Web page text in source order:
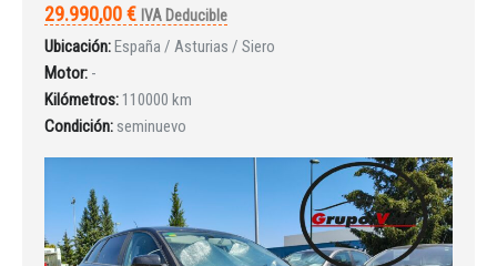
29.990,00 € IVA Deducible
Ubicación:España / Asturias / Siero
Motor: -
Kilómetros: 110000 km
Condición: seminuevo